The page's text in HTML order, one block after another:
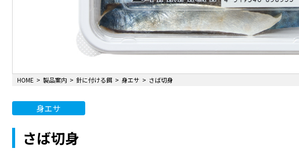
HOME 製品案内 針に付ける餌 身エサ さば切身
身エサ
さば切身